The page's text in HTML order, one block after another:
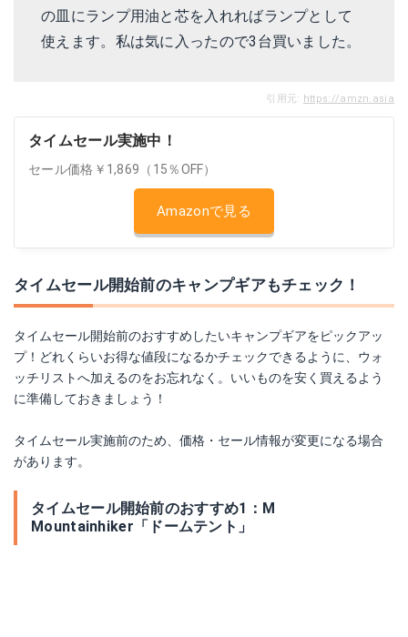
の皿にランプ用油と芯を入れればランプとして
使えます。私は気に入ったので3台買いました。
引用元: https://amzn.asia
タイムセール実施中！
セール価格￥1,869（15％OFF）
Amazonで見る
タイムセール開始前のキャンプギアもチェック！
タイムセール開始前のおすすめしたいキャンプギアをピックアッ
プ！どれくらいお得な値段になるかチェックできるように、ウォ
ッチリストへ加えるのをお忘れなく。いいものを安く買えるよう
に準備しておきましょう！
タイムセール実施前のため、価格・セール情報が変更になる場合
があります。
タイムセール開始前のおすすめ1：M
Mountainhiker「ドームテント」